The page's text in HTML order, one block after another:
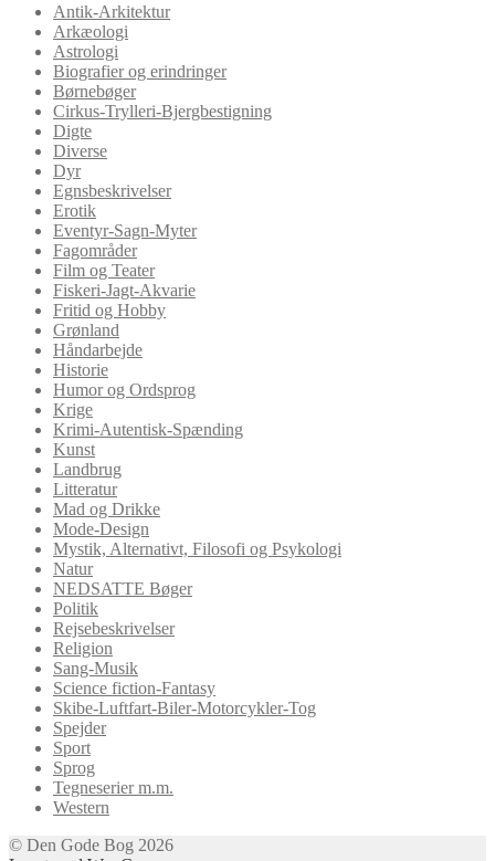
Antik-Arkitektur
Arkæologi
Astrologi
Biografier og erindringer
Børnebøger
Cirkus-Trylleri-Bjergbestigning
Digte
Diverse
Dyr
Egnsbeskrivelser
Erotik
Eventyr-Sagn-Myter
Fagområder
Film og Teater
Fiskeri-Jagt-Akvarie
Fritid og Hobby
Grønland
Håndarbejde
Historie
Humor og Ordsprog
Krige
Krimi-Autentisk-Spænding
Kunst
Landbrug
Litteratur
Mad og Drikke
Mode-Design
Mystik, Alternativt, Filosofi og Psykologi
Natur
NEDSATTE Bøger
Politik
Rejsebeskrivelser
Religion
Sang-Musik
Science fiction-Fantasy
Skibe-Luftfart-Biler-Motorcykler-Tog
Spejder
Sport
Sprog
Tegneserier m.m.
Western
© Den Gode Bog 2026